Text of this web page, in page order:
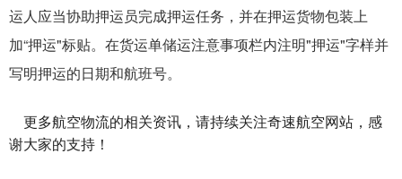
运人应当协助押运员完成押运任务，并在押运货物包装上
加“押运"标贴。在货运单储运注意事项栏内注明"押运"字样并
写明押运的日期和航班号。
更多航空物流的相关资讯，请持续关注奇速航空网站，感
谢大家的支持！